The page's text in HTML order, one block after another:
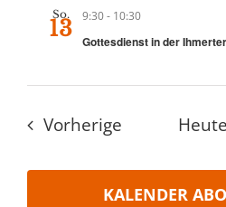
So.
13 9:30- 10:30
Gottesdienst in der
Vorherige Heute
KALENDER